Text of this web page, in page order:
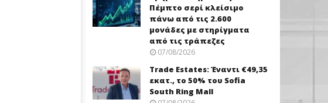
Πέμπτο σερί κλείσιμο
πάνω από τις 2.600
μονάδες με στηρίγματα
από τις τράπεζες
07/08/2026
Trade Εstates: Έναντι €49,35
εκατ., το 50% του Sofia
South Ring Mall